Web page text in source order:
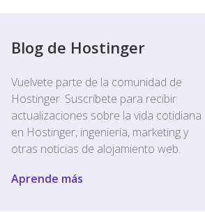
Blog de Hostinger
Vuelvete parte de la comunidad de
Hostinger. Suscríbete para recibir
actualizaciones sobre la vida cotidiana
en Hostinger, ingeniería, marketing y
otras noticias de alojamiento web.
Aprende más